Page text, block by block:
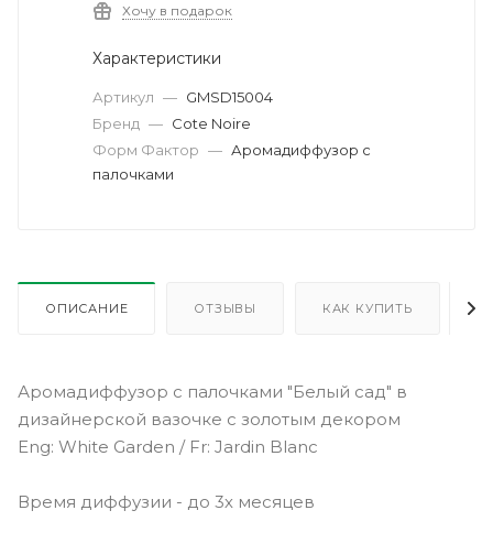
Хочу в подарок
Характеристики
Артикул — GMSD15004
Бренд — Cote Noire
Форм Фактор — Аромадиффузор с
палочками
ОПИСАНИЕ ОТЗЫВЫ КАК КУПИТЬ
Аромадиффузор с палочками "Белый сад" в
дизайнерской вазочке с золотым декором
Eng: White Garden / Fr: Jardin Blanc
Время диффузии - до 3х месяцев